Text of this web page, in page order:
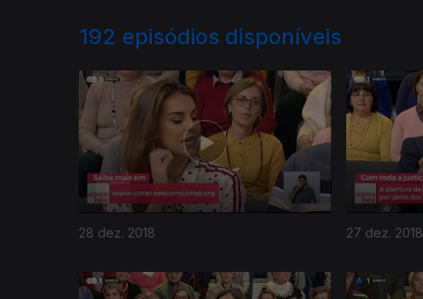
192 episódios disponíveis
28 dez. 2018 27 dez. 2018